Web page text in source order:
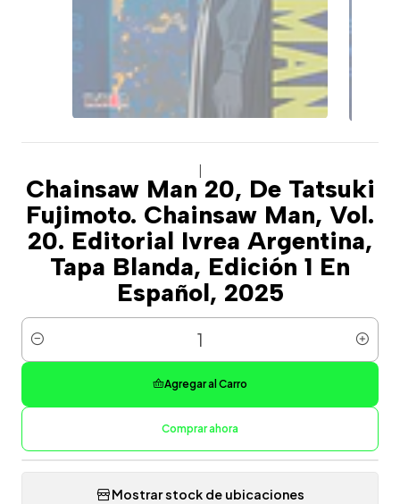
Chainsaw Man 20, De Tatsuki
Fujimoto. Chainsaw Man, Vol.
20. Editorial Ivrea Argentina,
Tapa Blanda, Edición 1 En
Español, 2025
Cantidad
Agregar al Carro
Comprar ahora
Mostrar stock de ubicaciones